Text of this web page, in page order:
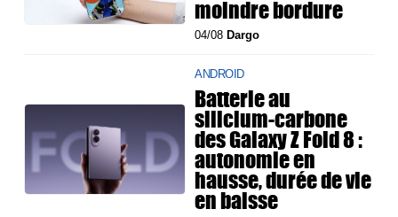
moindre bordure
04/08Dargo
ANDROID
Batterie au
silicium-carbone
des Galaxy Z Fold 8 :
autonomie en
hausse, durée de vie
en baisse